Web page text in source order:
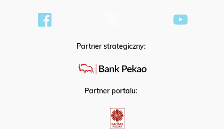
Partner strategiczny:
Partner portalu: